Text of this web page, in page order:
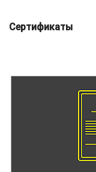
Сертификаты